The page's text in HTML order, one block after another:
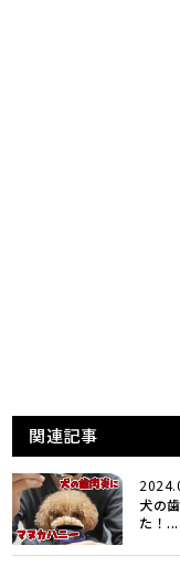
関連記事
犬の
た！...